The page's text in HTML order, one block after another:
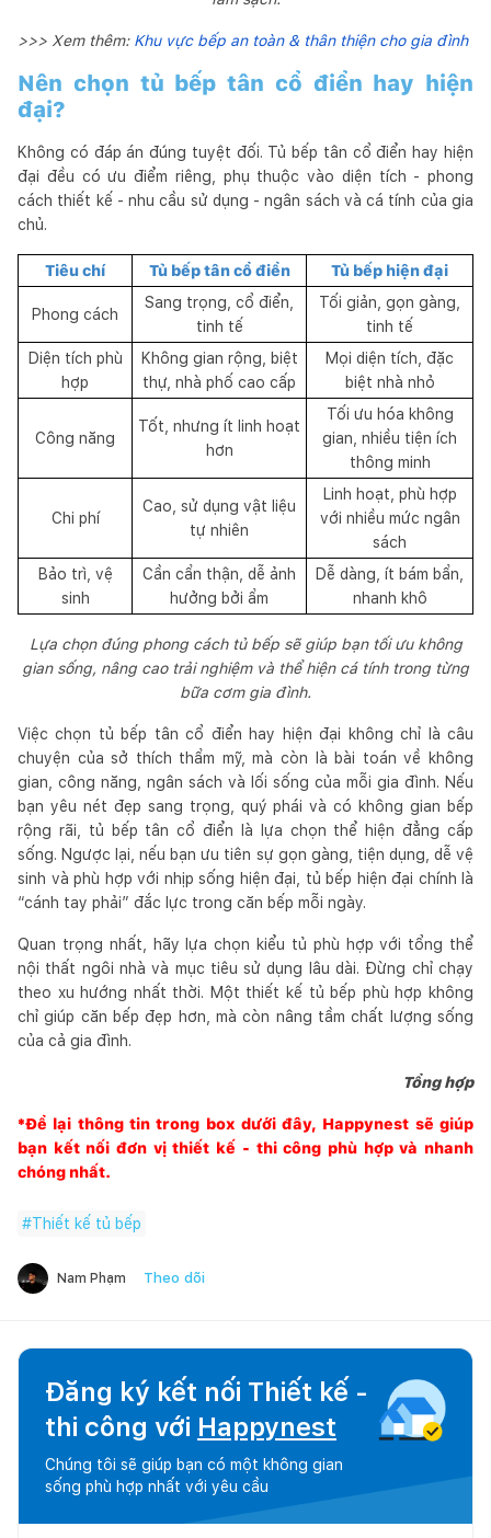
>>> Xem thêm: Khu vực bếp an toàn & thân thiện cho gia đình
Nên chọn tủ bếp tân cổ điển hay hiện
đại?
Không có đáp án đúng tuyệt đối. Tủ bếp tân cổ điển hay hiện
đại đều có ưu điểm riêng, phụ thuộc vào diện tích - phong
cách thiết kế - nhu cầu sử dụng - ngân sách và cá tính của gia
chủ.
Tiêu chí Tủ bếp tân cổ điển Tủ bếp hiện đại
Phong cách
Sang trọng, cổ điển,
tinh tế
Tối giản, gọn gàng,
tinh tế
Diện tích phù
hợp
Không gian rộng, biệt
thự, nhà phố cao cấp
Mọi diện tích, đặc
biệt nhà nhỏ
Công năng
Tốt, nhưng ít linh hoạt
hơn
Tối ưu hóa không
gian, nhiều tiện ích
thông minh
Chi phí
Cao, sử dụng vật liệu
tự nhiên
Linh hoạt, phù hợp
với nhiều mức ngân
sách
Bảo trì, vệ
sinh
Cần cẩn thận, dễ ảnh
hưởng bởi ẩm
Dễ dàng, ít bám bẩn,
nhanh khô
Lựa chọn đúng phong cách tủ bếp sẽ giúp bạn tối ưu không
gian sống, nâng cao trải nghiệm và thể hiện cá tính trong từng
bữa cơm gia đình.
Việc chọn tủ bếp tân cổ điển hay hiện đại không chỉ là câu
chuyện của sở thích thẩm mỹ, mà còn là bài toán về không
gian, công năng, ngân sách và lối sống của mỗi gia đình. Nếu
bạn yêu nét đẹp sang trọng, quý phái và có không gian bếp
rộng rãi, tủ bếp tân cổ điển là lựa chọn thể hiện đẳng cấp
sống. Ngược lại, nếu bạn ưu tiên sự gọn gàng, tiện dụng, dễ vệ
sinh và phù hợp với nhịp sống hiện đại, tủ bếp hiện đại chính là
“cánh tay phải” đắc lực trong căn bếp mỗi ngày.
Quan trọng nhất, hãy lựa chọn kiểu tủ phù hợp với tổng thể
nội thất ngôi nhà và mục tiêu sử dụng lâu dài. Đừng chỉ chạy
theo xu hướng nhất thời. Một thiết kế tủ bếp phù hợp không
chỉ giúp căn bếp đẹp hơn, mà còn nâng tầm chất lượng sống
của cả gia đình.
Tổng hợp
*Để lại thông tin trong box dưới đây, Happynest sẽ giúp
bạn kết nối đơn vị thiết kế - thi công phù hợp và nhanh
chóng nhất.
#Thiết kế tủ bếp
Nam Phạm Theo dõi
Đăng ký kết nối Thiết kế -
thi công với Happynest
Chúng tôi sẽ giúp bạn có một không gian
sống phù hợp nhất với yêu cầu